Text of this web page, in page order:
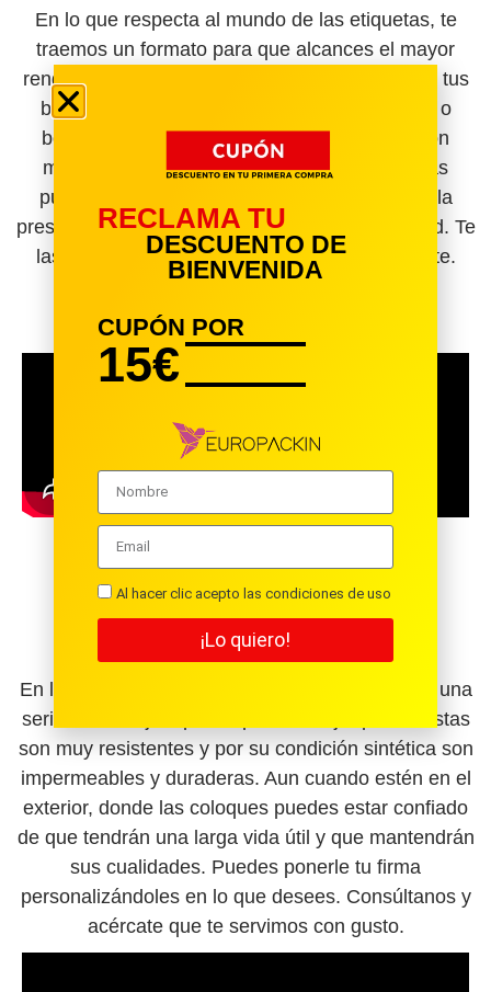
En lo que respecta al mundo de las etiquetas, te
traemos un formato para que alcances el mayor
rendimiento posible en lo que tiene que ver con tus
bienes. Las etiquetas personalizadas en rollo o
bobina. Las cuales son ideales para pegar con
máquinas manuales de etiquetas. También las
puedes fijar manualmente, lo que es fácil por la
presentación de estas y se guardan con facilidad. Te
las hacemos con muchas ventajas, comunícate.
Ver Producto
ETIQUETAS ADHESIVAS
PERSONALIZADAS EN VINILO
En las etiquetas personalizadas en vinilo tienes una
serie de ventajas que no puedes dejar pasar. Estas
son muy resistentes y por su condición sintética son
impermeables y duraderas. Aun cuando estén en el
exterior, donde las coloques puedes estar confiado
de que tendrán una larga vida útil y que mantendrán
sus cualidades. Puedes ponerle tu firma
personalizándoles en lo que desees. Consúltanos y
acércate que te servimos con gusto.
RECLAMA TU
DESCUENTO DE
BIENVENIDA
CUPÓN POR
15€
Al hacer clic acepto las condiciones de uso
¡Lo quiero!